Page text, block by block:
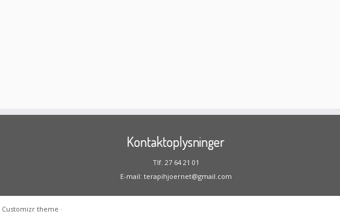
Kontaktoplysninger
Tlf. 27 64 21 01
E-mail: terapihjoernet@gmail.com
Customizr theme ·